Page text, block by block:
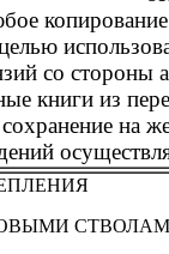
со стороны
книги из
на